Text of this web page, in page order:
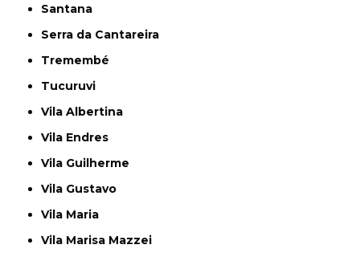
Santana
Serra da Cantareira
Tremembé
Tucuruvi
Vila Albertina
Vila Endres
Vila Guilherme
Vila Gustavo
Vila Maria
Vila Marisa Mazzei